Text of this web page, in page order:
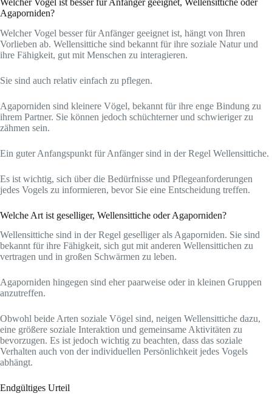
Agaporniden?
Welcher Vogel besser für Anfänger geeignet ist, hängt von Ihren
Vorlieben ab. Wellensittiche sind bekannt für ihre soziale Natur und
ihre Fähigkeit, gut mit Menschen zu interagieren.
Sie sind auch relativ einfach zu pflegen.
Agaporniden sind kleinere Vögel, bekannt für ihre enge Bindung zu
ihrem Partner. Sie können jedoch schüchterner und schwieriger zu
zähmen sein.
Ein guter Anfangspunkt für Anfänger sind in der Regel Wellensittiche.
Es ist wichtig, sich über die Bedürfnisse und Pflegeanforderungen
jedes Vogels zu informieren, bevor Sie eine Entscheidung treffen.
Welche Art ist geselliger, Wellensittiche oder Agaporniden?
Wellensittiche sind in der Regel geselliger als Agaporniden. Sie sind
bekannt für ihre Fähigkeit, sich gut mit anderen Wellensittichen zu
vertragen und in großen Schwärmen zu leben.
Agaporniden hingegen sind eher paarweise oder in kleinen Gruppen
anzutreffen.
Obwohl beide Arten soziale Vögel sind, neigen Wellensittiche dazu,
eine größere soziale Interaktion und gemeinsame Aktivitäten zu
bevorzugen. Es ist jedoch wichtig zu beachten, dass das soziale
Verhalten auch von der individuellen Persönlichkeit jedes Vogels
abhängt.
Endgültiges Urteil